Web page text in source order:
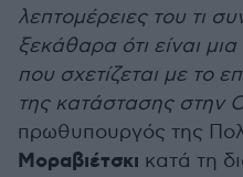
λεπτομέρειες του τι
ξεκάθαρα ότι είναι
που σχετίζεται με το
της κατάστασης στην
πρωθυπουργός της
Μοραβιέτσκι κατά τη